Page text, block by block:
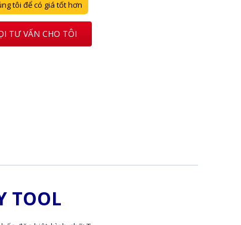
tôi để có giá tốt hơn
TƯ VẤN CHO TÔI
TOOL